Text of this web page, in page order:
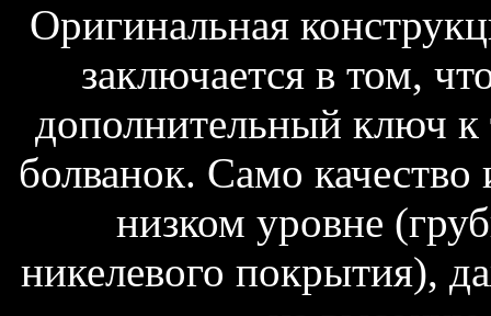
Оригинальная
заключается в том,
дополнительный ключ к
болванок. Само качество
низком уровне
никелевого покрытия),